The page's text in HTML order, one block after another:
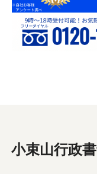
小束山行政